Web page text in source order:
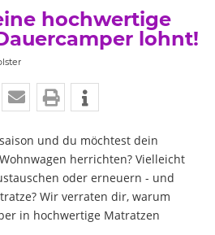
hochwertige
lohnt!
und du möchtest dein
herrichten? Vielleicht
oder erneuern - und
Wir verraten dir, warum
in hochwertige Matratzen